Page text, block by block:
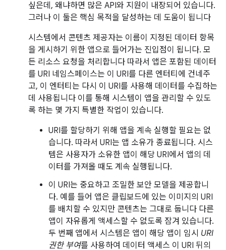
싶은데, 왜냐하면 많은 API와 지원이 내장되어 있습니다.
그러나 이 둘은 핵심 목적을 달성하는 데 도움이 됩니다
시스템에서 콘텐츠 제공자는 이름이 지정된 데이터 항목
을 게시하기 위한 앱으로 들어가는 진입점이 됩니다. 모
든 리소스 요청을 처리합니다 따라서 앱은 포함된 데이터
를 URI 네임스페이스는 이 URI를 다른 엔터티에 건네주
고, 이 엔터티는 다시 이 URI를 사용해 데이터를 수집하는
데 사용됩니다 이를 통해 시스템이 앱을 관리할 수 있도
록 하는 몇 가지 특별한 작업이 있습니다.
URI를 할당하기 위해 앱을 계속 실행할 필요는 없
습니다. 따라서 URI는 앱 소유가 종료됩니다. 시스
템은 사용자가 소유한 앱이 해당 URI에서 앱의 데
이터를 가져올 때도 계속 실행됩니다.
이 URI는 중요하고 조밀한 보안 모델을 제공합니
다. 예를 들어 앱은 클립보드에 있는 이미지의 URI
를 배치할 수 있지만 콘텐츠는 그대로 둡니다 다른
앱이 자유롭게 액세스할 수 없도록 잠겨 있습니다.
두 번째 앱에서 시스템은 앱이 해당 앱이 임시 URI
권한 부여를 사용하여 데이터 액세스 이 URI 뒤의